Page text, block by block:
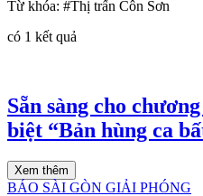
Từ khóa: #Thị trấn Côn Sơn
có 1 kết quả
Sẵn sàng cho
biệt “Bản hùng ca
Xem thêm
BÁO SÀI GÒN GIẢI PHÓNG